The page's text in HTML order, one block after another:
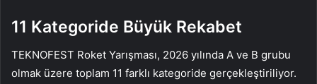
11 Kategoride Büyük Rekabet
TEKNOFEST Roket Yarışması, 2026 yılında A ve B grubu
olmak üzere toplam 11 farklı kategoride gerçekleştiriliyor.